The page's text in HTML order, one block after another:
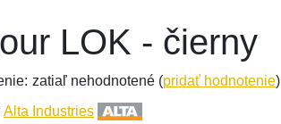
LOK - čierny
zatiaľ nehodnotené (pridať hodnotenie)
Alta Industries